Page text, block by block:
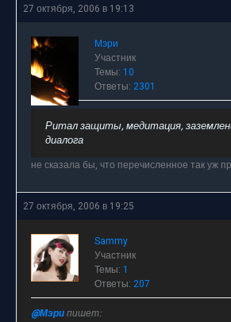
27 октября, 2006 в 19:13
Мэри
Участник
Темы: 10
Ответы: 2301
Ритал защиты, медитация,
диалога
не сказала бы, что перечисленное так уж
27 октября, 2006 в 19:25
Sammy
Участник
Темы: 1
Ответы: 207
@Мэрипишет: